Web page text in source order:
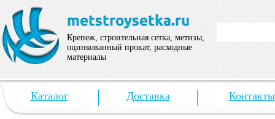
Крепеж, строительная сетка, метизы,
оцинкованный прокат, расходные
материалы
Каталог Доставка Контакты